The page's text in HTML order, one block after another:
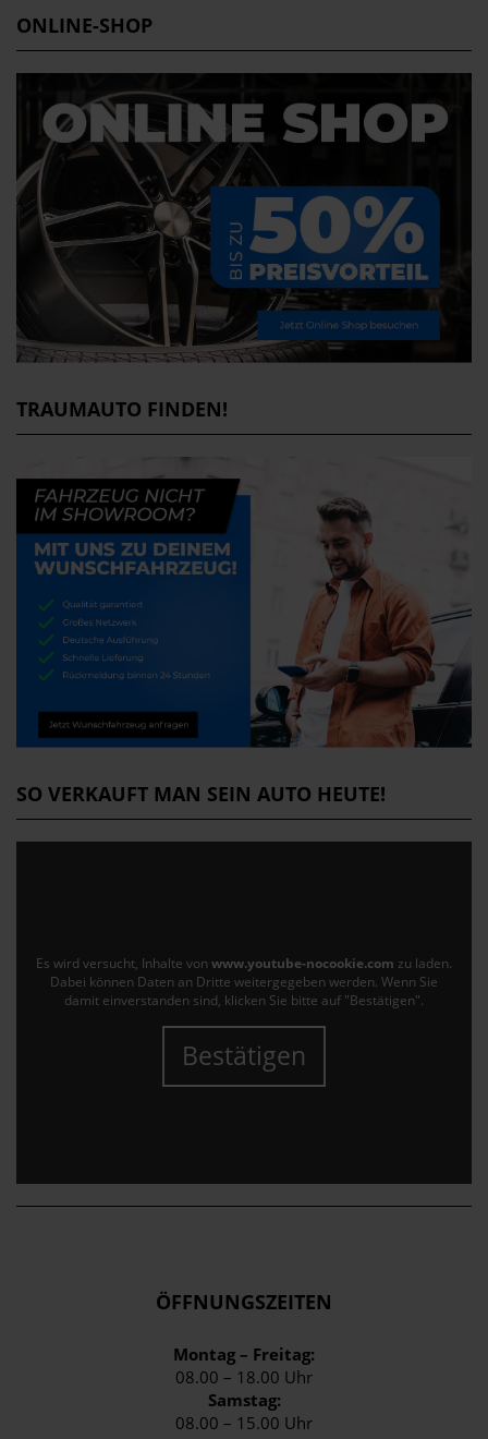
ONLINE-SHOP
TRAUMAUTO FINDEN!
SO VERKAUFT MAN SEIN AUTO HEUTE!
Es wird versucht, Inhalte von www.youtube-nocookie.com zu laden.
Dabei können Daten an Dritte weitergegeben werden. Wenn Sie
damit einverstanden sind, klicken Sie bitte auf "Bestätigen".
Bestätigen
ÖFFNUNGSZEITEN
Montag – Freitag:
08.00 – 18.00 Uhr
Samstag:
08.00 – 15.00 Uhr